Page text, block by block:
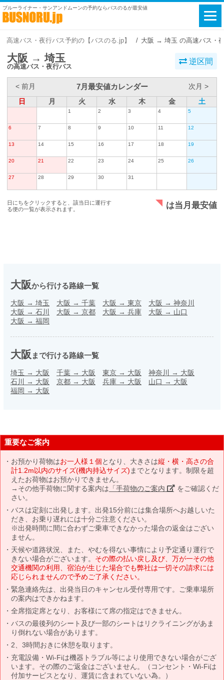
ブルーライナー・サンアンドムーンの予約ならバスのるが最安値
高速バス・夜行バス予約の【バスのる.jp】 大阪 → 埼玉 の高速バス・
大阪 → 埼玉
の高速バス・夜行バス
逆区間
< 前月 7月最安値カレンダー
次月 >
日
月 火 水 木 金 土
1 2 3 4 5
6 7 8 9 10 11 12
13 14 15 16 17 18 19
20 21 22 23 24 25 26
27 28 29 30 31
日にちをクリックすると、該当日に運行す
る便の一覧が表示されます。
は当月最安値
大阪から行ける路線一覧
大阪 → 埼玉 大阪 → 千葉 大阪 → 東京 大阪 → 神奈川
大阪 → 石川 大阪 → 京都 大阪 → 兵庫 大阪 → 山口
大阪 → 福岡
大阪 まで行ける路線一覧
埼玉 → 大阪 千葉 → 大阪 東京 → 大阪 神奈川 → 大阪
石川 → 大阪 京都 → 大阪 兵庫 → 大阪 山口 → 大阪
福岡 → 大阪
重要なご案内
お預かり荷物はお一人様１個となり、大きさは縦・横・高さの合
計1.2m以内のサイズ(機内持込サイズ) までとなります。制限を超
えたお荷物はお預かりできません。
→その他手荷物に関する案内は 「手荷物のご案内」 をご確認くだ
さい。
バスは定刻に出発します。出発15分前には集合場所へお越しいた
だき、お乗り遅れには十分ご注意ください。
※出発時間に間に合わずご乗車できなかった場合の返金はござい
ません。
天候や道路状況、また、やむを得ない事情により予定通り運行で
きない場合がございます。 その際の払い戻し及び、万が一その他
交通機関の利用、宿泊が生じた場合でも弊社は一切その請求には
応じられませんので予めご了承ください。
緊急連絡先は、出発当日のキャンセル受付専用です。ご乗車場所
の案内はできかねます。
全席指定席となり、お客様にて席の指定はできません。
バスの最後列のシート及び一部のシートはリクライニングがあま
り倒れない場合があります。
2、3時間おきに休憩を取ります。
充電設備・Wi-Fiは機器トラブル等により使用できない場合がござ
います。その際のご返金はございません。（コンセント・Wi-Fiは
付加サービスとなり、運賃に含まれていない為。）